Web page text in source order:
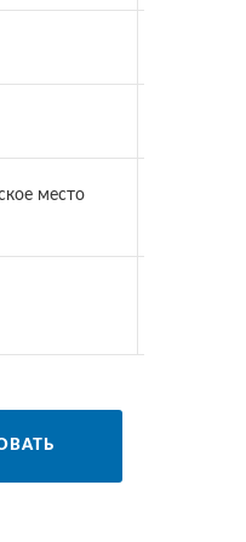
место